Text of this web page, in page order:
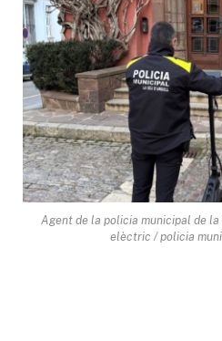
Agent de la policia municipal de
elèctric / policia